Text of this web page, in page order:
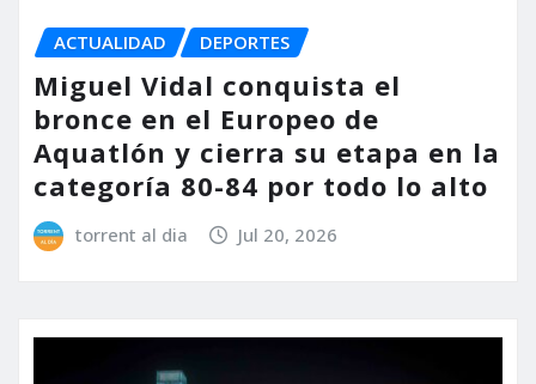
ACTUALIDAD DEPORTES
Miguel Vidal conquista el
bronce en el Europeo de
Aquatlón y cierra su etapa en la
categoría 80-84 por todo lo alto
torrent al dia Jul 20, 2026